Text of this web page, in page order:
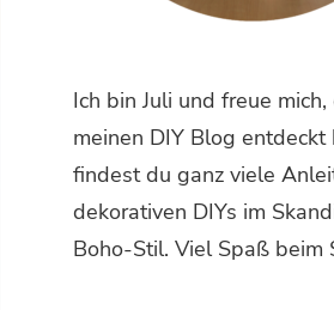
Ich bin Juli und freue
meinen DIY Blog entdeckt
findest du ganz viele
dekorativen DIYs im
Boho-Stil. Viel Spaß beim